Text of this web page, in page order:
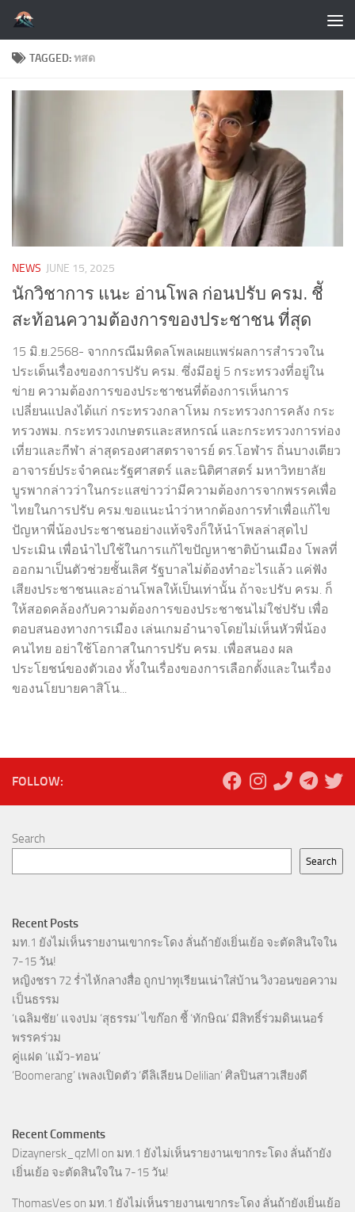
Skip to content
TAGGED:ทสด
NEWS JUNE 15, 2025
นักวิชาการ แนะ อ่านโพล ก่อนปรับ ครม. ชีั
สะท้อนความต้องการของประชาชน ที่สุด
15 มิ.ย.2568- จากกรณีมหิดลโพลเผยแพร่ผลการสำรวจใน
ประเด็นเรื่องของการปรับ ครม. ซึ่งมีอยู่ 5 กระทรวงที่อยู่ใน
ข่าย ความต้องการของประชาชนที่ต้องการเห็นการ
เปลี่ยนแปลงได้แก่ กระทรวงกลาโหม กระทรวงการคลัง กระ
ทรวงพม. กระทรวงเกษตรและสหกรณ์ และกระทรวงการท่อง
เที่ยวและกีฬา ล่าสุดรองศาสตราจารย์ ดร.โอฬาร ถิ่นบางเตียว
อาจารย์ประจำคณะรัฐศาสตร์ และนิติศาสตร์ มหาวิทยาลัย
บูรพากล่าวว่าในกระแสข่าวว่ามีความต้องการจากพรรคเพื่อ
ไทยในการปรับ ครม.ขอแนะนำว่าหากต้องการทำเพื่อแก้ไข
ปัญหาพี่น้องประชาชนอย่างแท้จริงก็ให้นำโพลล่าสุดไป
ประเมิน เพื่อนำไปใช้ในการแก้ไขปัญหาชาติบ้านเมือง โพลที่
ออกมาเป็นตัวช่วยชั้นเลิศ รัฐบาลไม่ต้องทำอะไรแล้ว แค่ฟัง
เสียงประชาชนและอ่านโพลให้เป็นเท่านั้น ถ้าจะปรับ ครม. ก็
ให้สอดคล้องกับความต้องการของประชาชนไม่ใช่ปรับ เพื่อ
ตอบสนองทางการเมือง เล่นเกมอำนาจโดยไม่เห็นหัวพี่น้อง
คนไทย อย่าใช้โอกาสในการปรับ ครม. เพื่อสนอง ผล
ประโยชน์ของตัวเอง ทั้งในเรื่องของการเลือกตั้งและในเรื่อง
ของนโยบายคาสิโน...
FOLLOW:
Search
Search
Recent Posts
มท.1 ยังไม่เห็นรายงานเขากระโดง ลั่นถ้ายังเยิ่นเย้อ จะตัดสินใจใน
7-15 วัน!
หญิงชรา 72 ร่ำไห้กลางสื่อ ถูกปาทุเรียนเน่าใส่บ้าน วิงวอนขอความ
เป็นธรรม
‘เฉลิมชัย’ แจงปม ‘สุธรรม’ ไขก๊อก ชี้ ‘ทักษิณ’ มีสิทธิ์ร่วมดินเนอร์
พรรคร่วม
คู่แฝด ‘แม้ว-ทอน’
‘Boomerang’ เพลงเปิดตัว ‘ดีลิเลียน Delilian’ ศิลปินสาวเสียงดี
Recent Comments
Dizaynersk_qzMl on มท.1 ยังไม่เห็นรายงานเขากระโดง ลั่นถ้ายัง
เยิ่นเย้อ จะตัดสินใจใน 7-15 วัน!
ThomasVes on มท.1 ยังไม่เห็นรายงานเขากระโดง ลั่นถ้ายังเยิ่นเย้อ